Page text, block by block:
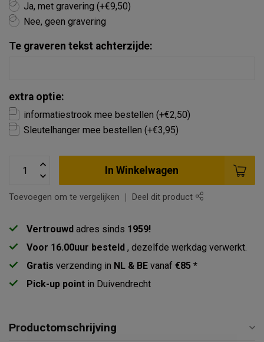
Ja, met gravering (+€9,50)
Nee, geen gravering
Te graveren tekst achterzijde:
extra optie:
informatiestrook mee bestellen (+€2,50)
Sleutelhanger mee bestellen (+€3,95)
In Winkelwagen
Toevoegen om te vergelijken Deel dit product
Vertrouwd adres sinds 1959!
Voor 16.00uur besteld , dezelfde werkdag verwerkt.
Gratis verzending in NL & BE vanaf €85 *
Pick-up point in Duivendrecht
Productomschrijving